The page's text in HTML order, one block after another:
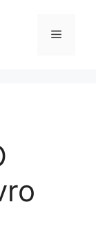
Menu